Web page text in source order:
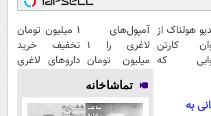
هولناک از
کارتن
که
آمپول‌های
لاغری را ۱
میلیون تومان
ارزان‌تر از
همه‌جا بخر!
1 میلیون تومان
تخفیف خرید
داروهای لاغری
یخ!
به
تماشاخانه